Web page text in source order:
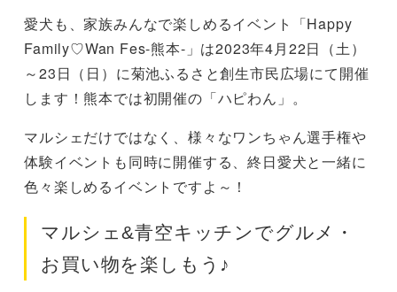
愛犬も、家族みんなで楽しめるイベント「Happy
Family♡Wan Fes-熊本-」は2023年4月22日（土）
～23日（日）に菊池ふるさと創生市民広場にて開催
します！熊本では初開催の「ハピわん」。
マルシェだけではなく、様々なワンちゃん選手権や
体験イベントも同時に開催する、終日愛犬と一緒に
色々楽しめるイベントですよ～！
マルシェ&青空キッチンでグルメ・
お買い物を楽しもう♪